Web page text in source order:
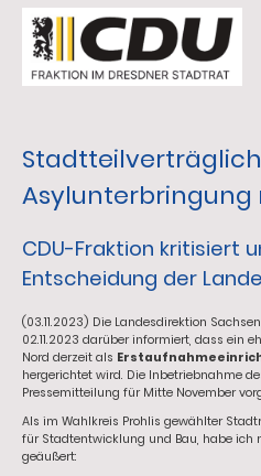
CDU-Fraktion kritisiert
Entscheidung der
(03.11.2023) Die Landesdirektion
02.11.2023 darüber informiert, dass ein
Nord derzeit als
hergerichtet wird. Die Inbetriebnahme
Pressemitteilung für Mitte November
Als im Wahlkreis Prohlis gewählter
für Stadtentwicklung und Bau, habe ich
geäußert: